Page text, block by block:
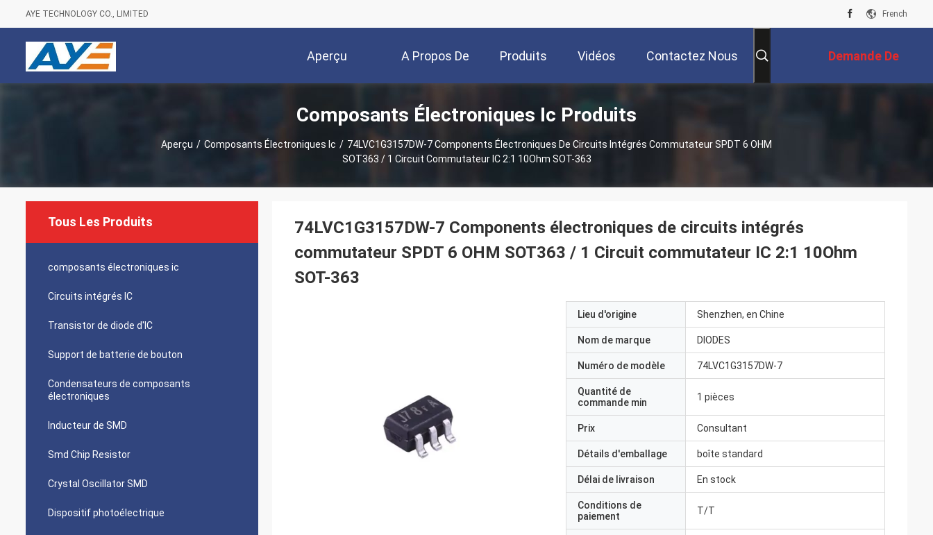
AYE TECHNOLOGY CO., LIMITED French
Aperçu A Propos De
Nous
Produits Vidéos Contactez Nous Demande De
Soumission
Composants Électroniques Ic Produits
Aperçu / Composants Électroniques Ic / 74LVC1G3157DW-7 Components Électroniques De Circuits Intégrés Commutateur SPDT 6 OHM
SOT363 / 1 Circuit Commutateur IC 2:1 10Ohm SOT-363
Tous Les Produits
composants électroniques ic
Circuits intégrés IC
Transistor de diode d'IC
Support de batterie de bouton
Condensateurs de composants
électroniques
Inducteur de SMD
Smd Chip Resistor
Crystal Oscillator SMD
Dispositif photoélectrique
74LVC1G3157DW-7 Components électroniques de circuits intégrés
commutateur SPDT 6 OHM SOT363 / 1 Circuit commutateur IC 2:1 10Ohm
SOT-363
Lieu d'origine Shenzhen, en Chine
Nom de marque DIODES
Numéro de modèle 74LVC1G3157DW-7
Quantité de
commande min
1 pièces
Prix Consultant
Détails d'emballage boîte standard
Délai de livraison En stock
Conditions de
paiement
T/T
surévalué
une température de -40°C à +105°C
MOSFETs de puissance dans les applications en courant continu à 50 KHz.